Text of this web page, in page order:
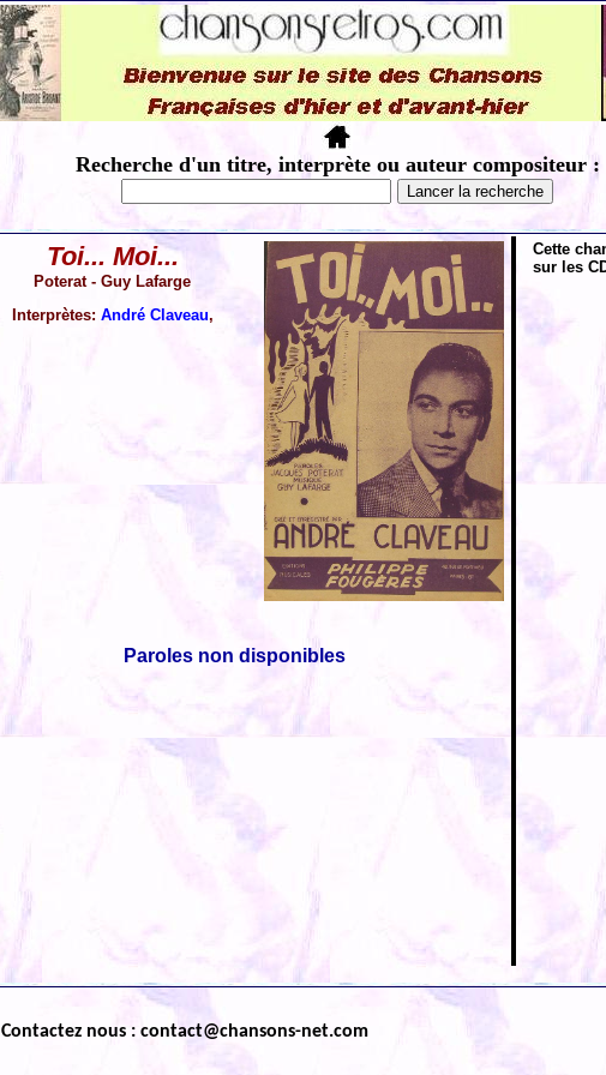
Recherche d'un titre, interprète ou auteur compositeur :
Toi... Moi...
Poterat - Guy Lafarge
Interprètes: André Claveau,
Paroles non disponibles
Cette
sur les
Contactez nous : contact@chansons-net.com